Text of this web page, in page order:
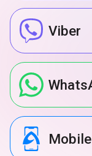
Viber